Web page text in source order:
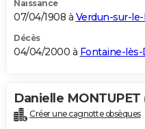
Naissance
07/04/1908 à Verdun-sur-
Décès
04/04/2000 à Fontaine-
Danielle MONTUPET
Créer une cagnotte obsèques